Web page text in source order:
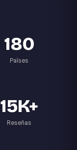
180
Países
15K+
Reseñas